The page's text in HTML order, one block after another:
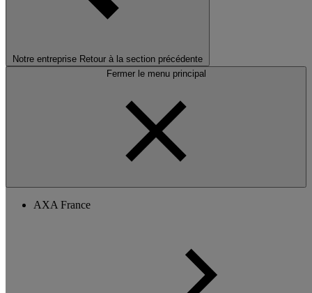
Notre entreprise Retour à la section précédente
Fermer le menu principal
AXA France